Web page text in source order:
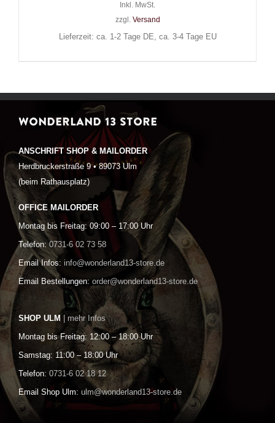
Inkl. MwSt.
zzgl. Versand
Lieferzeit: ca. 1-2 Tage DE, ca. 3-4 Tage EU
WONDERLAND 13 STORE
ANSCHRIFT SHOP & MAILORDER
Herdbruckerstraße 9 • 89073 Ulm
(beim Rathausplatz)
OFFICE MAILORDER
Montag bis Freitag: 09:00 – 17:00 Uhr
Telefon: 0731-6 02 73 58
Email Infos: info@wonderland13-store.de
Email Bestellungen: order@wonderland13-store.de
SHOP ULM | mehr Infos
Montag bis Freitag: 12:00 – 18:00 Uhr
Samstag: 11:00 – 18:00 Uhr
Telefon: 0731-6 02 18 12
Email Shop Ulm: ulm@wonderland13-store.de